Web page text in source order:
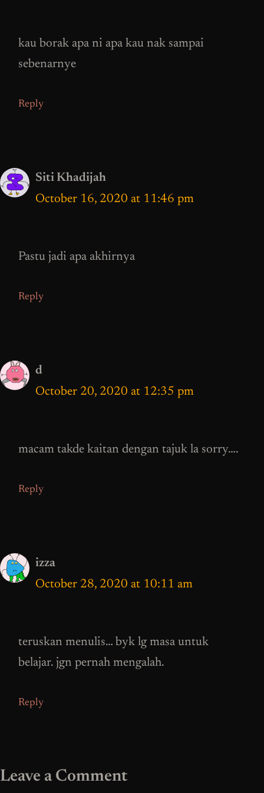
kau borak apa ni apa kau nak sampai
sebenarnye
Reply
Siti Khadijah
October 16, 2020 at 11:46 pm
Pastu jadi apa akhirnya
Reply
d
October 20, 2020 at 12:35 pm
macam takde kaitan dengan tajuk la sorry….
Reply
izza
October 28, 2020 at 10:11 am
teruskan menulis… byk lg masa untuk
belajar. jgn pernah mengalah.
Reply
Leave a Comment